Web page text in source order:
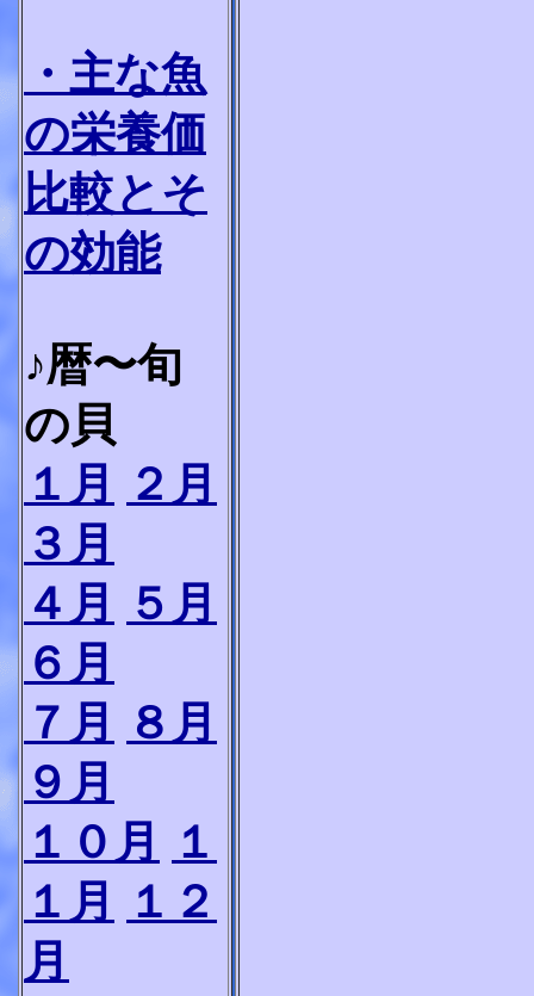
・主な魚
の栄養価
比較とそ
の効能
♪暦〜旬
の貝
１月
２月
３月
４月
５月
６月
７月
８月
９月
１０月
１
１月
１２
月